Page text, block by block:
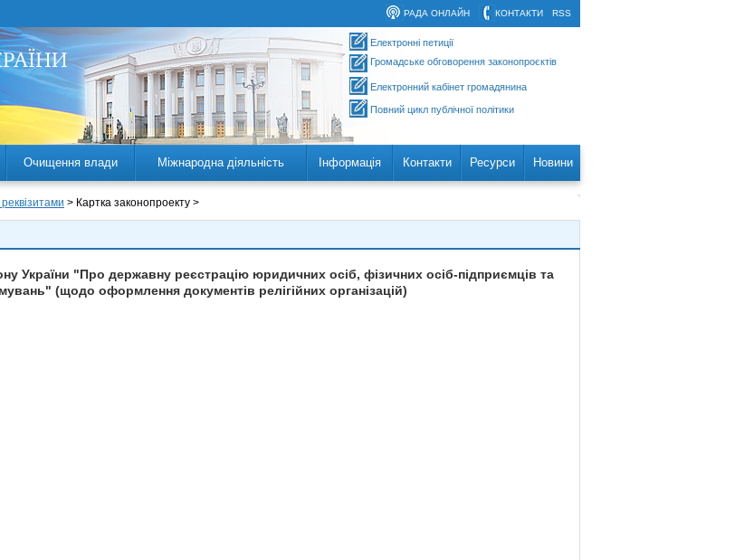
RSS
КОНТАКТИ
РАДА ОНЛАЙН
Електронні петиції
Громадське обговорення законопроєктів
Електронний кабінет громадянина
Повний цикл публічної політики
Очищення влади Міжнародна діяльність Інформація Контакти Ресурси Новини
> Картка законопроекту >
України "Про державну реєстрацію юридичних осіб, фізичних осіб-підприємців та
(щодо оформлення документів релігійних організацій)